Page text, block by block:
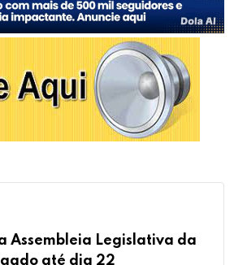
Assembleia Legislativa da
até dia 22